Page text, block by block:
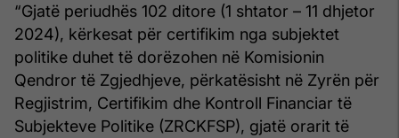
“Gjatë periudhës 102 ditore (1 shtator – 11 dhjetor
2024), kërkesat për certifikim nga subjektet
politike duhet të dorëzohen në Komisionin
Qendror të Zgjedhjeve, përkatësisht në Zyrën për
Regjistrim, Certifikim dhe Kontroll Financiar të
Subjekteve Politike (ZRCKFSP), gjatë orarit të